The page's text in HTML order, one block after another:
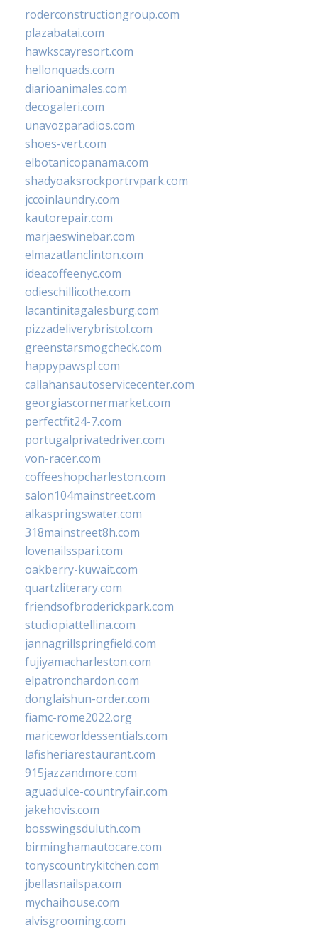
roderconstructiongroup.com
plazabatai.com
hawkscayresort.com
hellonquads.com
diarioanimales.com
decogaleri.com
unavozparadios.com
shoes-vert.com
elbotanicopanama.com
shadyoaksrockportrvpark.com
jccoinlaundry.com
kautorepair.com
marjaeswinebar.com
elmazatlanclinton.com
ideacoffeenyc.com
odieschillicothe.com
lacantinitagalesburg.com
pizzadeliverybristol.com
greenstarsmogcheck.com
happypawspl.com
callahansautoservicecenter.com
georgiascornermarket.com
perfectfit24-7.com
portugalprivatedriver.com
von-racer.com
coffeeshopcharleston.com
salon104mainstreet.com
alkaspringswater.com
318mainstreet8h.com
lovenailsspari.com
oakberry-kuwait.com
quartzliterary.com
friendsofbroderickpark.com
studiopiattellina.com
jannagrillspringfield.com
fujiyamacharleston.com
elpatronchardon.com
donglaishun-order.com
fiamc-rome2022.org
mariceworldessentials.com
lafisheriarestaurant.com
915jazzandmore.com
aguadulce-countryfair.com
jakehovis.com
bosswingsduluth.com
birminghamautocare.com
tonyscountrykitchen.com
jbellasnailspa.com
mychaihouse.com
alvisgrooming.com